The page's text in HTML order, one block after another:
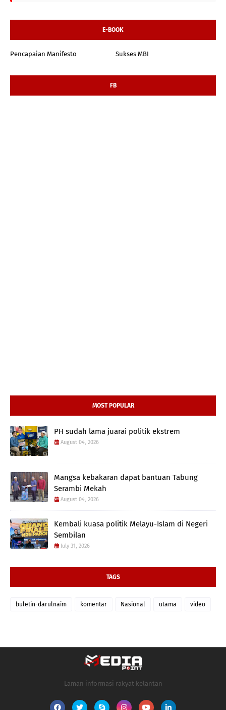
E-BOOK
Pencapaian Manifesto Sukses MBI
FB
MOST POPULAR
PH sudah lama juarai politik ekstrem
August 04, 2026
Mangsa kebakaran dapat bantuan Tabung
Serambi Mekah
August 04, 2026
Kembali kuasa politik Melayu-Islam di Negeri
Sembilan
July 31, 2026
TAGS
buletin-darulnaim komentar Nasional utama video
Laman informasi rakyat kelantan